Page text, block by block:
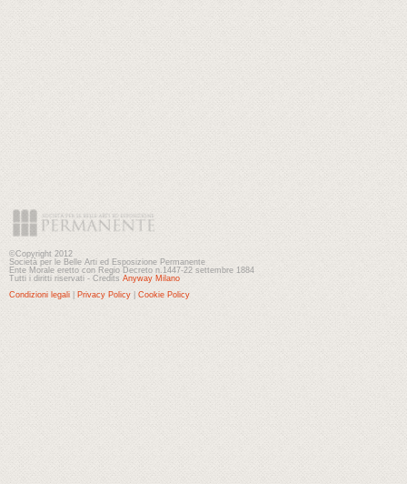
©Copyright 2012
Società per le Belle Arti ed Esposizione Permanente
Ente Morale eretto con Regio Decreto n.1447-22 settembre 1884
Tutti i diritti riservati - Credits Anyway Milano
Condizioni legali
Privacy Policy Cookie Policy